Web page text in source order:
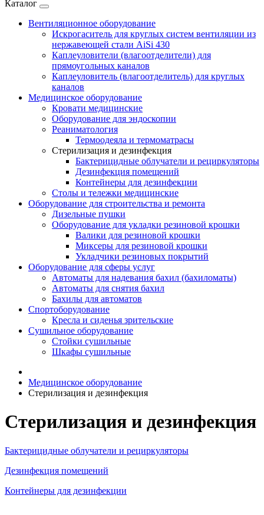
Каталог
Вентиляционное оборудование
Искрогаситель для круглых систем вентиляции из
нержавеющей стали AiSi 430
Каплеуловители (влагоотделители) для
прямоугольных каналов
Каплеуловитель (влагоотделитель) для круглых
каналов
Медицинское оборудование
Кровати медицинские
Оборудование для эндоскопии
Реаниматология
Термоодеяла и термоматрасы
Стерилизация и дезинфекция
Бактерицидные облучатели и рециркуляторы
Дезинфекция помещений
Контейнеры для дезинфекции
Столы и тележки медицинские
Оборудование для строительства и ремонта
Дизельные пушки
Оборудование для укладки резиновой крошки
Валики для резиновой крошки
Миксеры для резиновой крошки
Укладчики резиновых покрытий
Оборудование для сферы услуг
Автоматы для надевания бахил (бахиломаты)
Автоматы для снятия бахил
Бахилы для автоматов
Спортоборудование
Кресла и сиденья зрительские
Сушильное оборудование
Стойки сушильные
Шкафы сушильные
Медицинское оборудование
Стерилизация и дезинфекция
Стерилизация и дезинфекция
Бактерицидные облучатели и рециркуляторы
Дезинфекция помещений
Контейнеры для дезинфекции